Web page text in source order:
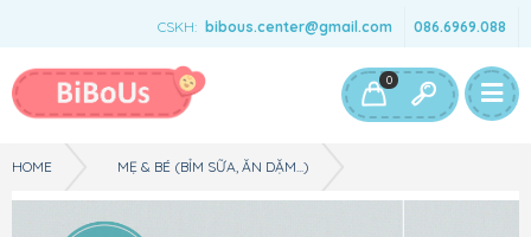
CSKH: bibous.center@gmail.com 086.6969.088
Bé Gái Bé Trai Đồ Chơi & Phụ Kiện 0
HOME MẸ & BÉ (BỈM SỮA, ĂN DẶM...)